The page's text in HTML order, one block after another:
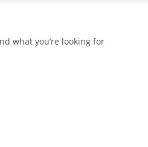
what you’re looking for.